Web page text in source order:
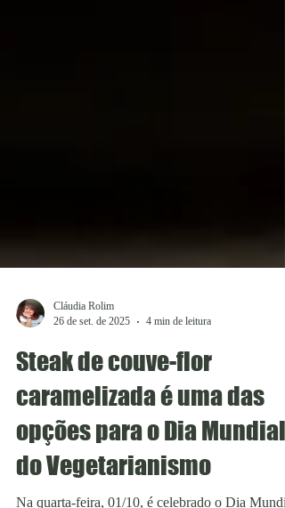
26 de set. de 2025
4 min de leitura
Steak de couve-flor
caramelizada é uma das
opções para o Dia Mundial
do Vegetarianismo